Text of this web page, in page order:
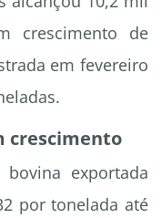
crescimento de
em fevereiro
crescimento
exportada
por tonelada até